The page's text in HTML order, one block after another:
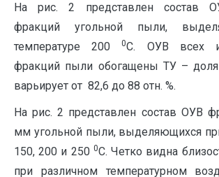
На рис. 2 представлен состав
фракций угольной пыли,
температуре 2000С. ОУВ всех
фракций пыли обогащены ТУ –
варьирует от 82,6 до 88 отн. %.
На рис. 2 представлен состав ОУВ
мм угольной пыли, выделяющихся
150, 200 и 250 0С. Четко видна
при различном температурном